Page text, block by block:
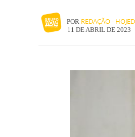
POR REDAÇÃO -
11 DE ABRIL DE 2023